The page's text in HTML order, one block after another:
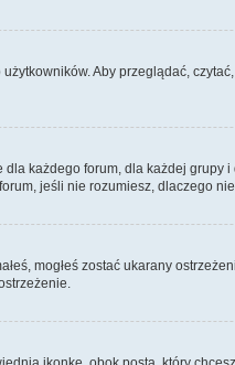
Aby przeglądać,
każdego forum, dla każdej
jeśli nie rozumiesz, dlaczego
mogłeś zostać ukarany